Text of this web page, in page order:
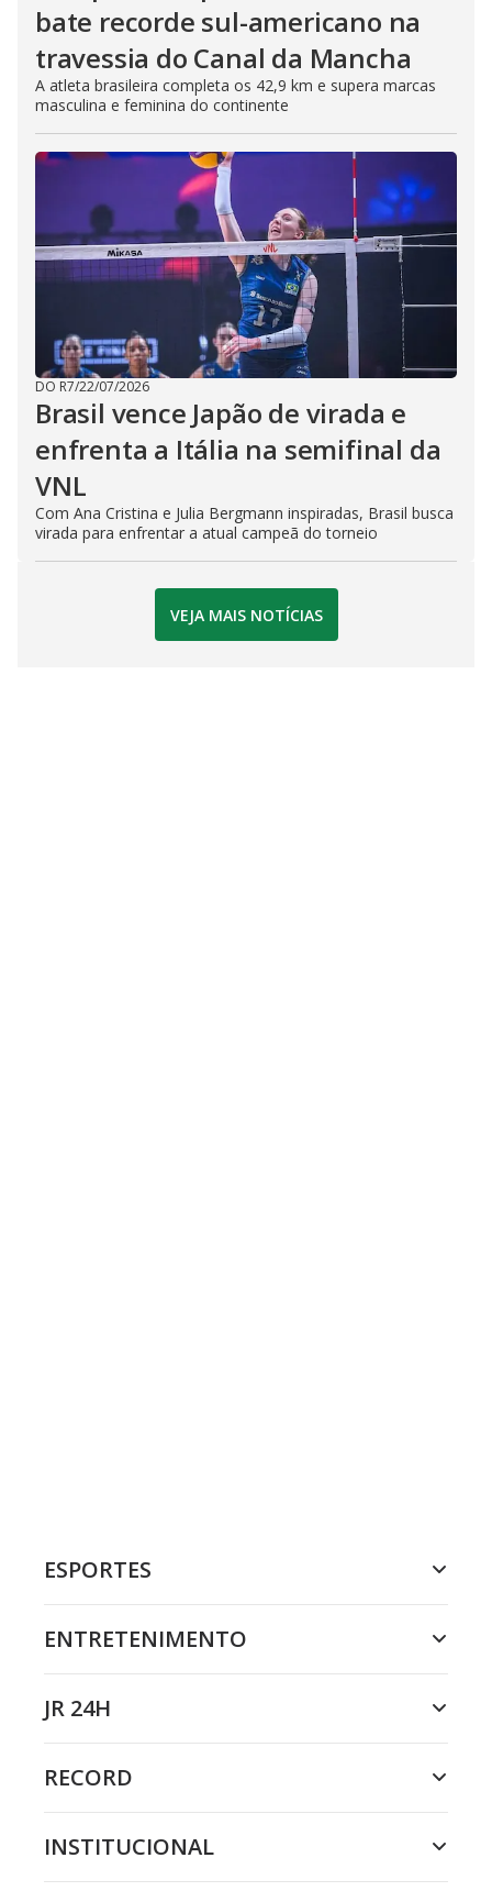
bate recorde sul-americano na
travessia do Canal da Mancha
A atleta brasileira completa os 42,9 km e supera marcas
masculina e feminina do continente
DO R7/22/07/2026
Brasil vence Japão de virada e
enfrenta a Itália na semifinal da
VNL
Com Ana Cristina e Julia Bergmann inspiradas, Brasil busca
virada para enfrentar a atual campeã do torneio
VEJA MAIS NOTÍCIAS
ESPORTES
ENTRETENIMENTO
JR 24H
RECORD
INSTITUCIONAL